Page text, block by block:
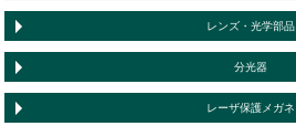
レンズ・光学部品
分光器
レーザ保護メガネ